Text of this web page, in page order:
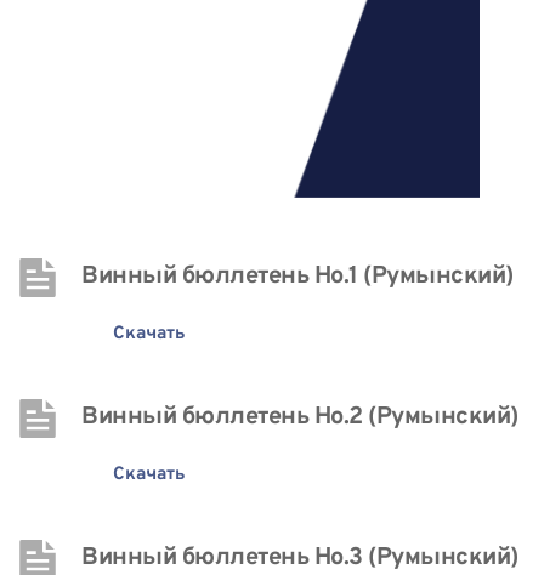
Винный бюллетень Нo.1 (Румынский)
Скачать
Винный бюллетень Нo.2 (Румынский)
Скачать
Винный бюллетень Нo.3 (Румынский)